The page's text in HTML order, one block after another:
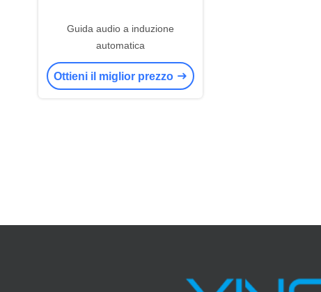
Guida audio a induzione
automatica
Ottieni il miglior prezzo